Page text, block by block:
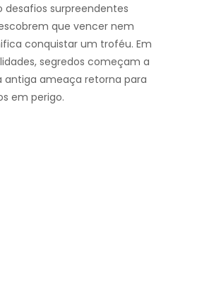
surpreendentes
que vencer nem
conquistar um troféu. Em
segredos começam a
antiga ameaça retorna para
em perigo.